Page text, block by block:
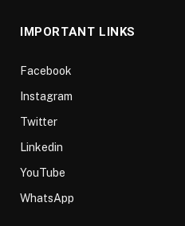
IMPORTANT LINKS
Facebook
Instagram
Twitter
Linkedin
YouTube
WhatsApp